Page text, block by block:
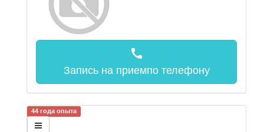
call
Запись на приемпо телефону
44 года опыта